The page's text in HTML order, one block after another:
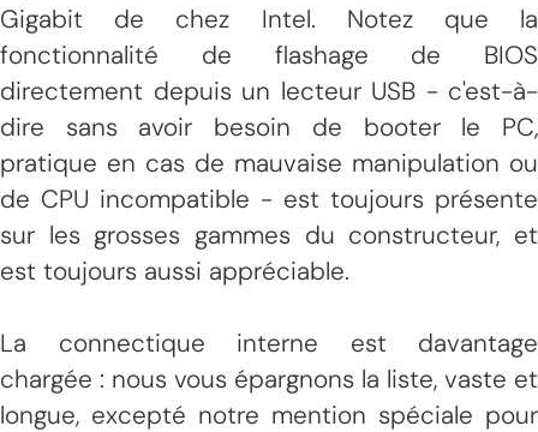
Gigabit de chez Intel. Notez que la
fonctionnalité de flashage de BIOS
directement depuis un lecteur USB - c'est-à-
dire sans avoir besoin de booter le PC,
pratique en cas de mauvaise manipulation ou
de CPU incompatible - est toujours présente
sur les grosses gammes du constructeur, et
est toujours aussi appréciable.
La connectique interne est davantage
chargée : nous vous épargnons la liste, vaste et
longue, excepté notre mention spéciale pour